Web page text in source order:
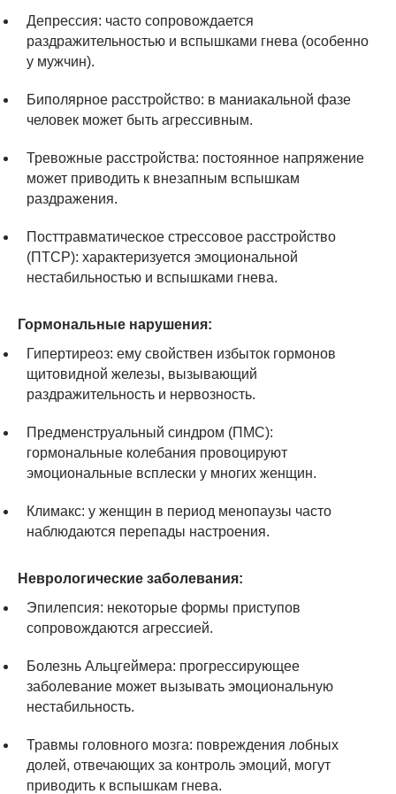
Депрессия: часто сопровождается
раздражительностью и вспышками гнева (особенно
у мужчин).
Биполярное расстройство: в маниакальной фазе
человек может быть агрессивным.
Тревожные расстройства: постоянное напряжение
может приводить к внезапным вспышкам
раздражения.
Посттравматическое стрессовое расстройство
(ПТСР): характеризуется эмоциональной
нестабильностью и вспышками гнева.
Гормональные нарушения:
Гипертиреоз: ему свойствен избыток гормонов
щитовидной железы, вызывающий
раздражительность и нервозность.
Предменструальный синдром (ПМС):
гормональные колебания провоцируют
эмоциональные всплески у многих женщин.
Климакс: у женщин в период менопаузы часто
наблюдаются перепады настроения.
Неврологические заболевания:
Эпилепсия: некоторые формы приступов
сопровождаются агрессией.
Болезнь Альцгеймера: прогрессирующее
заболевание может вызывать эмоциональную
нестабильность.
Травмы головного мозга: повреждения лобных
долей, отвечающих за контроль эмоций, могут
приводить к вспышкам гнева.